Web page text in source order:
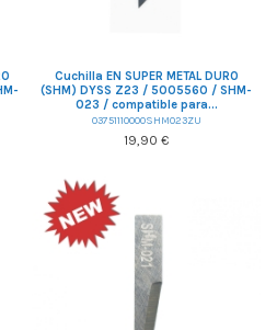
Cuchilla EN SUPER METAL DURO
(SHM) DYSS Z23 / 5005560 / SHM-
023 / compatible para...
03751110000SHM023ZU
19,90 €